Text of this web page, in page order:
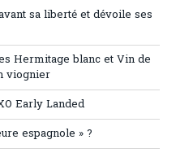
sa liberté et dévoile ses
Hermitage blanc et Vin de
viognier
Early Landed
espagnole » ?